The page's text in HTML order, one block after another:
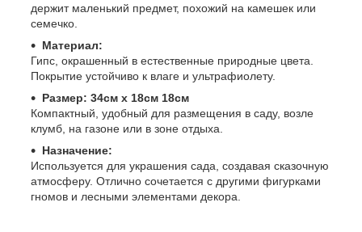
держит маленький предмет, похожий на камешек или
семечко.
Материал:
Гипс, окрашенный в естественные природные цвета.
Покрытие устойчиво к влаге и ультрафиолету.
Размер: 34см х 18см 18см
Компактный, удобный для размещения в саду, возле
клумб, на газоне или в зоне отдыха.
Назначение:
Используется для украшения сада, создавая сказочную
атмосферу. Отлично сочетается с другими фигурками
гномов и лесными элементами декора.